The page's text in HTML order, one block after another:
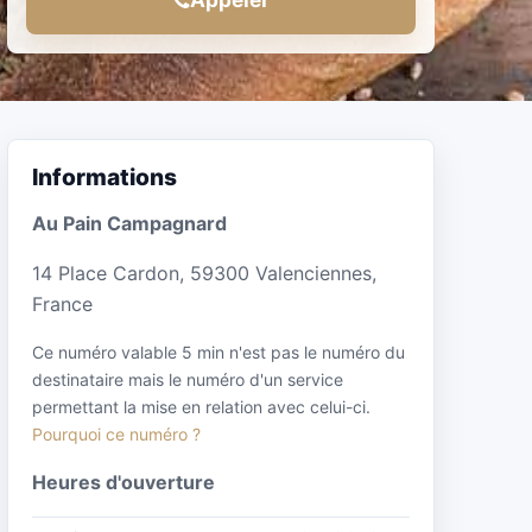
Informations
Au Pain Campagnard
14 Place Cardon, 59300 Valenciennes,
France
Ce numéro valable 5 min n'est pas le numéro du
destinataire mais le numéro d'un service
permettant la mise en relation avec celui-ci.
Pourquoi ce numéro ?
Heures d'ouverture